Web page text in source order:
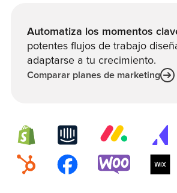
Automatiza los momentos
potentes flujos de trabajo
adaptarse a tu crecimiento.
Comparar planes de marketing